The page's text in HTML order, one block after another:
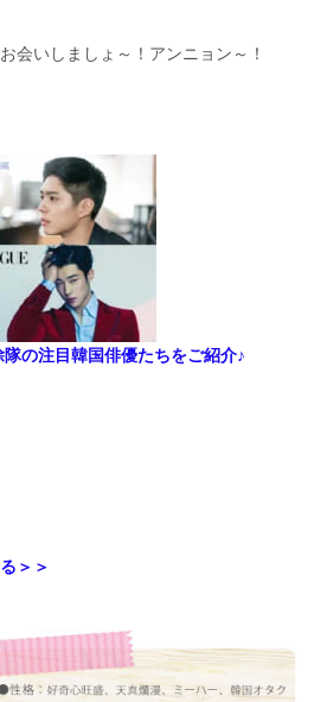
会いしましょ～！アンニョン～！
の注目韓国俳優たちをご紹介♪
＞＞